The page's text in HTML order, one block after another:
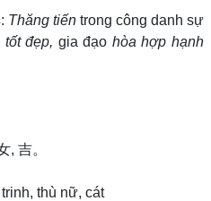
: Thăng tiến trong công danh sự
tốt đẹp, gia đạo hòa hợp hạnh
, 吉。
thù nữ, cát